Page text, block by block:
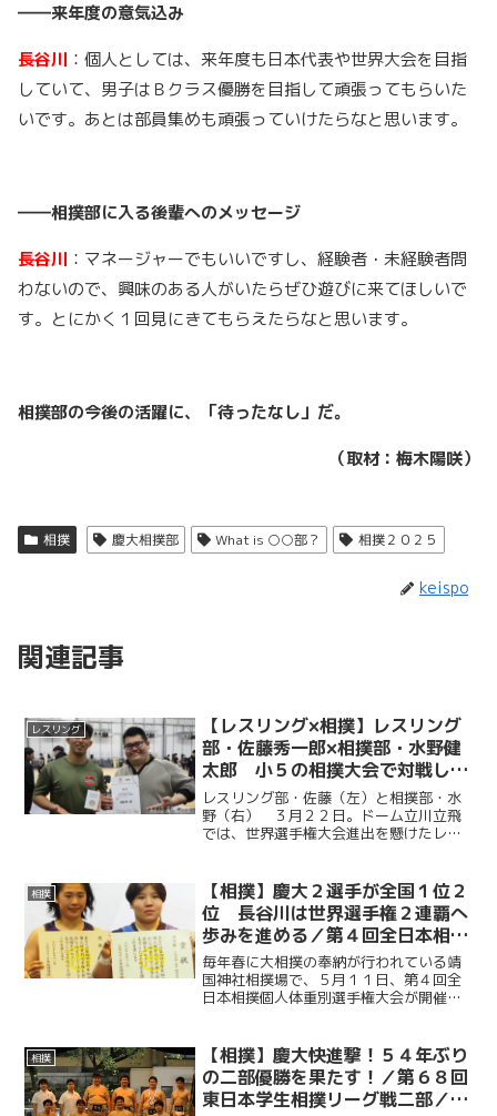
――来年度の意気込み
長谷川 ：個人としては、来年度も日本代表や世界大会を目指
していて、男子はＢクラス優勝を目指して頑張ってもらいた
いです。あとは部員集めも頑張っていけたらなと思います。
――相撲部に入る後輩へのメッセージ
長谷川 ：マネージャーでもいいですし、経験者・未経験者問
わないので、興味のある人がいたらぜひ遊びに来てほしいで
す。とにかく１回見にきてもらえたらなと思います。
相撲部の今後の活躍に、「待ったなし」だ。
（取材：梅木陽咲）
相撲 慶大相撲部 What is ○○部？ 相撲２０２５
keispo
関連記事
レスリング
【レスリング×相撲】レスリング
部・佐藤秀一郎×相撲部・水野健
太郎 小５の相撲大会で対戦した
２人が慶大で運命の再会 部活・
競技を超えた彼らの絆
レスリング部・佐藤（左）と相撲部・水
野（右） ３月２２日。ドーム立川立飛
では、世界選手権大会進出を懸けたレス
千代松陰）ただ一人。その佐藤に声援を
送る、レスリング場では見...
相撲
【相撲】慶大２選手が全国１位２
位 長谷川は世界選手権２連覇へ
歩みを進める／第４回全日本相撲
個人体重別選手権大会 ＠靖国神
社相撲場
毎年春に大相撲の奉納が行われている靖
国神社相撲場で、５月１１日、第４回全
日本相撲個人体重別選手権大会が開催さ
軽重量級に鈴木志歩（総１・日本大学
高）が出場。長谷川は優勝、...
相撲
【相撲】慶大快進撃！５４年ぶり
の二部優勝を果たす！／第６８回
東日本学生相撲リーグ戦二部／一